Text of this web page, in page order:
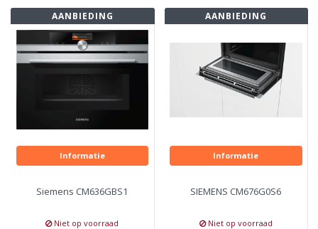
AANBIEDING
Informatie
Siemens CM636GBS1
Niet op voorraad
AANBIEDING
Informatie
SIEMENS CM676G0S6
Niet op voorraad